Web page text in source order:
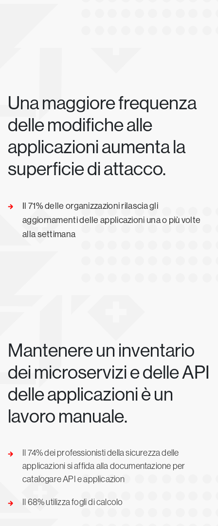
Una maggiore frequenza
delle modifiche alle
applicazioni aumenta la
superficie di attacco.
Il 71% delle organizzazioni rilascia gli
aggiornamenti delle applicazioni una o più volte
alla settimana
Mantenere un inventario
dei microservizi e delle API
delle applicazioni è un
lavoro manuale.
Il 74% dei professionisti della sicurezza delle
applicazioni si affida alla documentazione per
catalogare API e applicazion
Il 68% utilizza fogli di calcolo